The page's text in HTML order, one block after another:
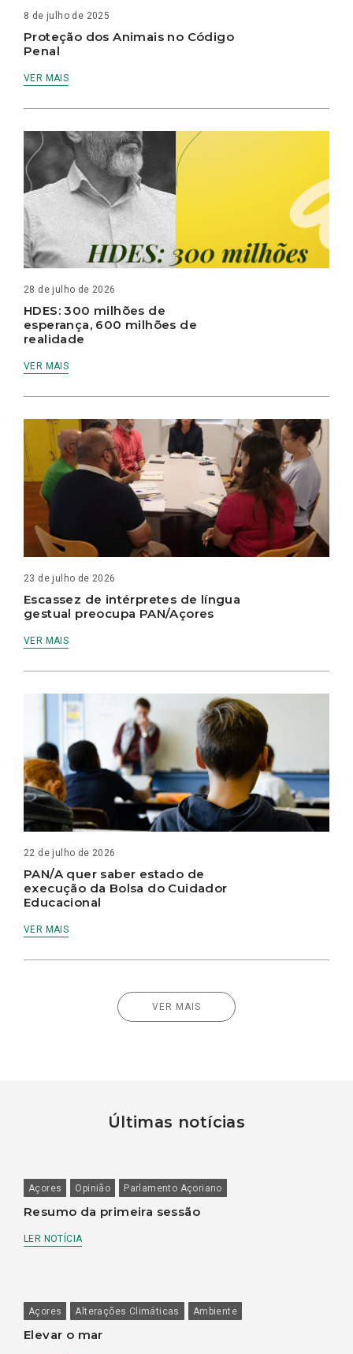
8 de julho de 2025
Proteção dos Animais no Código
Penal
VER MAIS
28 de julho de 2026
HDES: 300 milhões de
esperança, 600 milhões de
realidade
VER MAIS
23 de julho de 2026
Escassez de intérpretes de língua
gestual preocupa PAN/Açores
VER MAIS
22 de julho de 2026
PAN/A quer saber estado de
execução da Bolsa do Cuidador
Educacional
VER MAIS
VER MAIS
Últimas notícias
Açores Opinião Parlamento Açoriano
Resumo da primeira sessão
LER NOTÍCIA
Açores Alterações Climáticas Ambiente
Elevar o mar